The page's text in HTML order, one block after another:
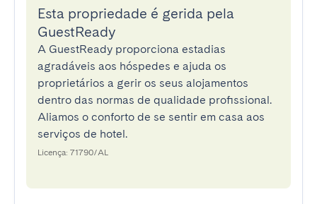
Esta propriedade é gerida pela
GuestReady
A GuestReady proporciona estadias
agradáveis aos hóspedes e ajuda os
proprietários a gerir os seus alojamentos
dentro das normas de qualidade profissional.
Aliamos o conforto de se sentir em casa aos
serviços de hotel.
Licença: 71790/AL